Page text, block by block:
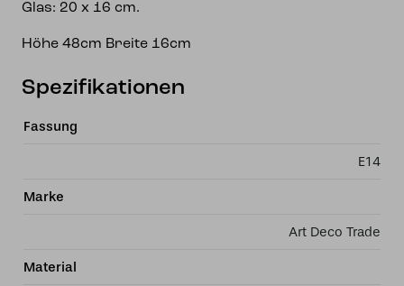
Glas: 20 x 16 cm.
Höhe 48cm Breite 16cm
Spezifikationen
Fassung
E14
Marke
Art Deco Trade
Material